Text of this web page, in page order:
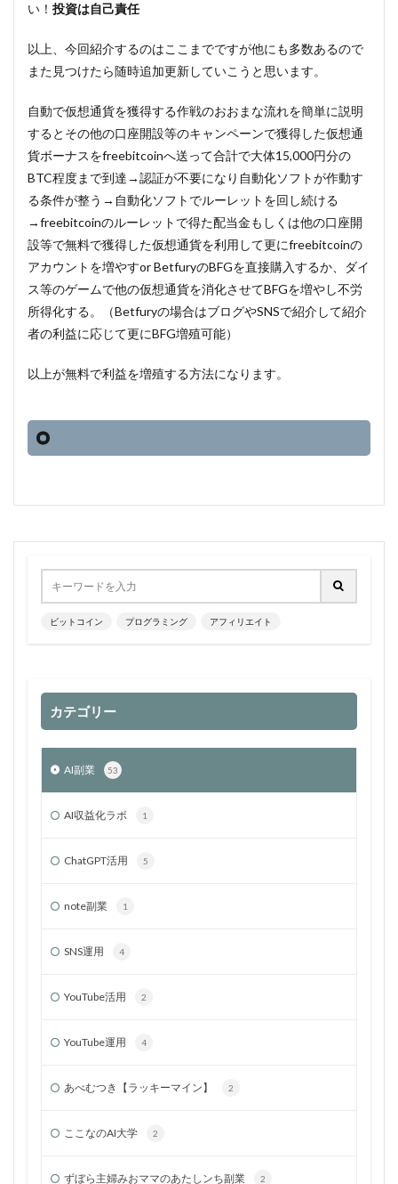
い！ 投資は自己責任
以上、今回紹介するのはここまでですが他にも多数あるので
また見つけたら随時追加更新していこうと思います。
自動で仮想通貨を獲得する作戦のおおまな流れを簡単に説明
するとその他の口座開設等のキャンペーンで獲得した仮想通
貨ボーナスをfreebitcoinへ送って合計で大体15,000円分の
BTC程度まで到達→認証が不要になり自動化ソフトが作動す
る条件が整う→自動化ソフトでルーレットを回し続ける
→freebitcoinのルーレットで得た配当金もしくは他の口座開
設等で無料で獲得した仮想通貨を利用して更にfreebitcoinの
アカウントを増やすor BetfuryのBFGを直接購入するか、ダイ
ス等のゲームで他の仮想通貨を消化させてBFGを増やし不労
所得化する。（Betfuryの場合はブログやSNSで紹介して紹介
者の利益に応じて更にBFG増殖可能）
以上が無料で利益を増殖する方法になります。
ビットコイン プログラミング アフィリエイト
カテゴリー
AI副業 53
AI収益化ラボ 1
ChatGPT活用 5
note副業 1
SNS運用 4
YouTube活用 2
YouTube運用 4
あべむつき【ラッキーマイン】 2
ここなのAI大学 2
ずぼら主婦みおママのあたしンち副業 2